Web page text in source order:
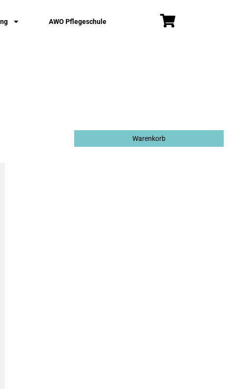
AWO Pflegeschule
Warenkorb